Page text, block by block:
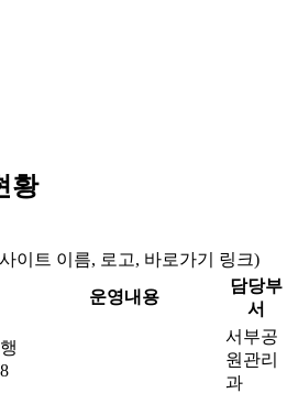
황
이트 이름, 로고, 바로가기 링크)
운영내용
담당부
서
서부공
원관리
과